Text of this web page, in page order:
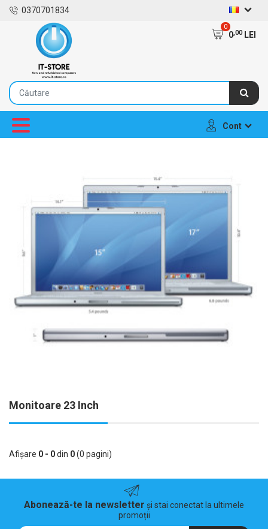
0370701834
0
0,00LEI
Cont
Monitoare 23 Inch
Afişare 0 - 0din 0(0 pagini)
Abonează-te la newsletter și stai conectat la ultimele
promoții